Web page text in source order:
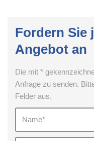
Fordern Sie
Angebot an
Die mit *
Anfrage zu senden.
Felder aus.